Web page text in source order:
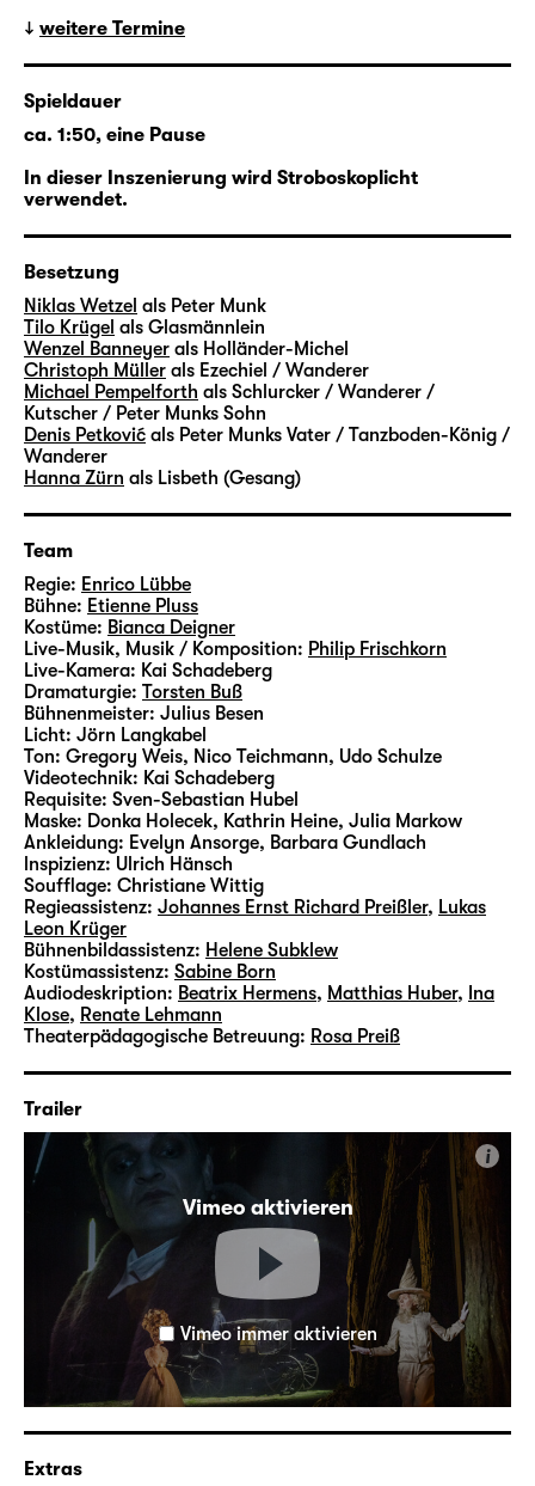
weitere Termine
Spieldauer
ca. 1:50, eine Pause
In dieser Inszenierung wird Stroboskoplicht
verwendet.
Besetzung
Niklas Wetzel als Peter Munk
Tilo Krügel als Glasmännlein
Wenzel Banneyer als Holländer-Michel
Christoph Müller als Ezechiel / Wanderer
Michael Pempelforth als Schlurcker / Wanderer /
Kutscher / Peter Munks Sohn
Denis Petković als Peter Munks Vater / Tanzboden-König /
Wanderer
Hanna Zürn als Lisbeth (Gesang)
Team
Regie: Enrico Lübbe
Bühne: Etienne Pluss
Kostüme: Bianca Deigner
Live-Musik, Musik / Komposition: Philip Frischkorn
Live-Kamera: Kai Schadeberg
Dramaturgie: Torsten Buß
Bühnenmeister: Julius Besen
Licht: Jörn Langkabel
Ton: Gregory Weis, Nico Teichmann, Udo Schulze
Videotechnik: Kai Schadeberg
Requisite: Sven-Sebastian Hubel
Maske: Donka Holecek, Kathrin Heine, Julia Markow
Ankleidung: Evelyn Ansorge, Barbara Gundlach
lnspizienz: Ulrich Hänsch
Soufflage: Christiane Wittig
Regieassistenz: Johannes Ernst Richard Preißler, Lukas
Leon Krüger
Bühnenbildassistenz: Helene Subklew
Kostümassistenz: Sabine Born
Audiodeskription: Beatrix Hermens, Matthias Huber, Ina
Klose, Renate Lehmann
Theaterpädagogische Betreuung: Rosa Preiß
Trailer
Vimeo aktivieren
i
Vimeo immer aktivieren
Extras